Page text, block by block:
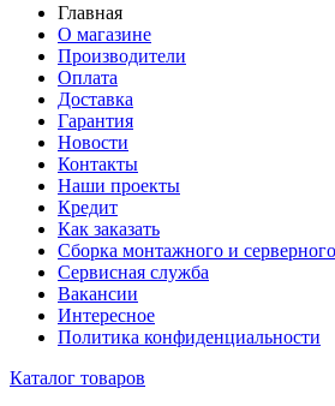
Главная
О магазине
Производители
Оплата
Доставка
Гарантия
Новости
Контакты
Наши проекты
Кредит
Как заказать
Сборка монтажного и
Сервисная служба
Вакансии
Интересное
Политика конфиденциальности
Каталог товаров